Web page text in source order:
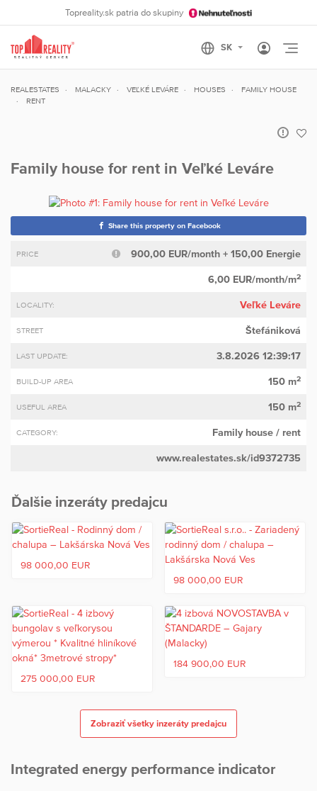
Topreality.sk patria do skupiny
REALESTATES MALACKY VEĽKÉ LEVÁRE HOUSES
FAMILY HOUSE
RENT
Family house for rent in Veľké Leváre
Share this property on Facebook
PRICE 900,00 EUR/month + 150,00 Energie
6,00 EUR/month/m2
LOCALITY: Veľké Leváre
STREET Štefániková
LAST UPDATE: 3.8.2026 12:39:17
BUILD-UP AREA 150 m2
USEFUL AREA 150 m2
CATEGORY: Family house / rent
www.realestates.sk/id9372735
Ďalšie inzeráty predajcu
98 000,00 EUR
98 000,00 EUR
275 000,00 EUR
184 900,00 EUR
Zobraziť všetky inzeráty predajcu
Integrated energy performance indicator